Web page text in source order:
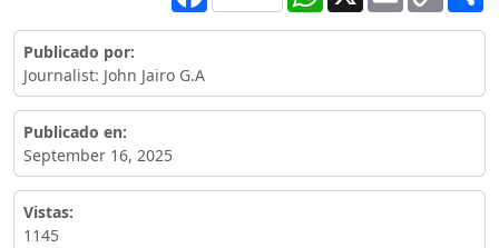
Publicado por:
Journalist: John Jairo G.A
Publicado en:
September 16, 2025
Vistas:
1145